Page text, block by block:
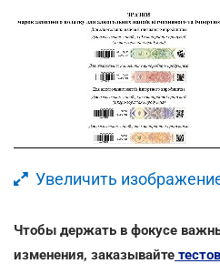
Увеличить
Чтобы держать в фокусе
изменения, заказывайте